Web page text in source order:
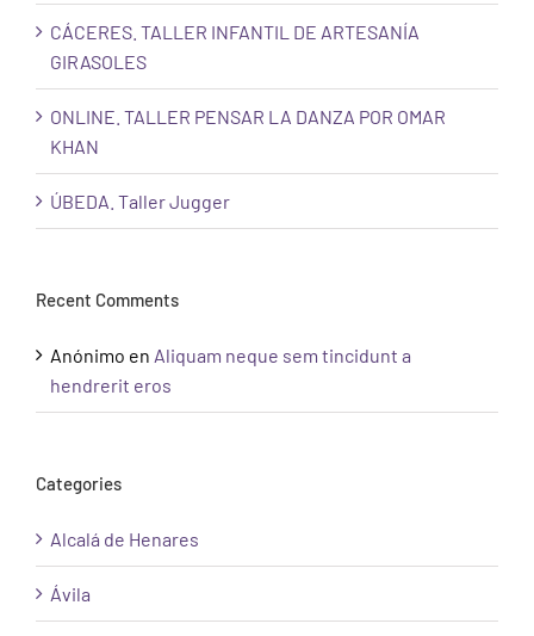
CÁCERES. TALLER INFANTIL DE ARTESANÍA
GIRASOLES
ONLINE. TALLER PENSAR LA DANZA POR OMAR
KHAN
ÚBEDA. Taller Jugger
Recent Comments
Anónimo en Aliquam neque sem tincidunt a
hendrerit eros
Categories
Alcalá de Henares
Ávila